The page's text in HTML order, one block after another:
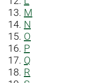
M
N
O
P
Q
R